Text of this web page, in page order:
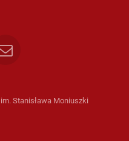
Stanisława Moniuszki